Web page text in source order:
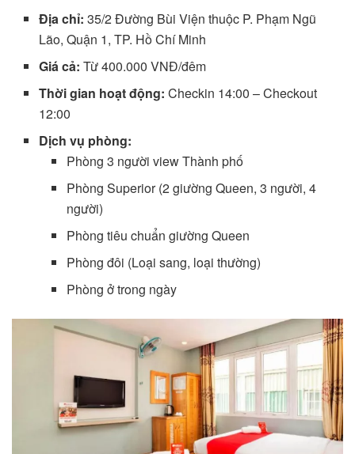
Địa chỉ: 35/2 Đường Bùi Viện thuộc P. Phạm Ngũ
Lão, Quận 1, TP. Hồ Chí Minh
Giá cả: Từ 400.000 VNĐ/đêm
Thời gian hoạt động: Checkin 14:00 – Checkout
12:00
Dịch vụ phòng:
Phòng 3 người view Thành phố
Phòng Superior (2 giường Queen, 3 người, 4
người)
Phòng tiêu chuẩn giường Queen
Phòng đôi (Loại sang, loại thường)
Phòng ở trong ngày